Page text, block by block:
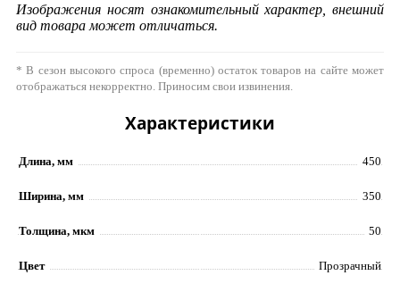
Изображения носят ознакомительный характер, внешний
вид товара может отличаться.
* В сезон высокого спроса (временно) остаток товаров на сайте может
отображаться некорректно. Приносим свои извинения.
Характеристики
Длина, мм 450
Ширина, мм 350
Толщина, мкм 50
Цвет Прозрачный